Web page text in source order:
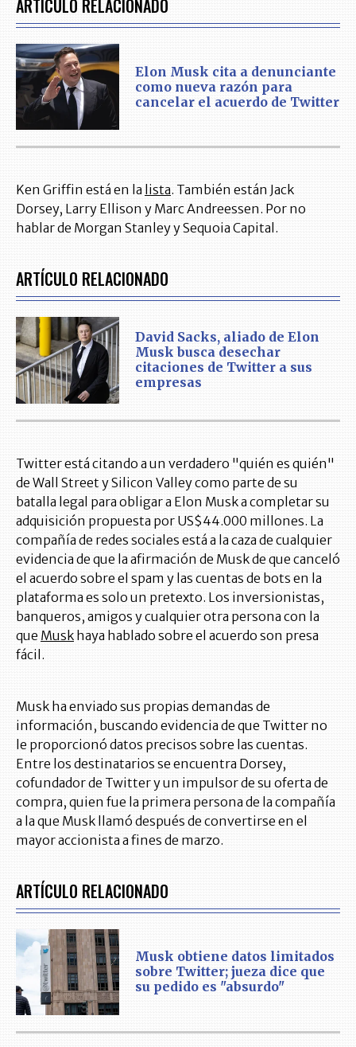
ARTÍCULO RELACIONADO
Elon Musk cita a denunciante
como nueva razón para
cancelar el acuerdo de Twitter
Ken Griffin está en la lista. También están Jack
Dorsey, Larry Ellison y Marc Andreessen. Por no
hablar de Morgan Stanley y Sequoia Capital.
ARTÍCULO RELACIONADO
David Sacks, aliado de Elon
Musk busca desechar
citaciones de Twitter a sus
empresas
Twitter está citando a un verdadero "quién es quién"
de Wall Street y Silicon Valley como parte de su
batalla legal para obligar a Elon Musk a completar su
adquisición propuesta por US$44.000 millones. La
compañía de redes sociales está a la caza de cualquier
evidencia de que la afirmación de Musk de que canceló
el acuerdo sobre el spam y las cuentas de bots en la
plataforma es solo un pretexto. Los inversionistas,
banqueros, amigos y cualquier otra persona con la
que Musk haya hablado sobre el acuerdo son presa
fácil.
Musk ha enviado sus propias demandas de
información, buscando evidencia de que Twitter no
le proporcionó datos precisos sobre las cuentas.
Entre los destinatarios se encuentra Dorsey,
cofundador de Twitter y un impulsor de su oferta de
compra, quien fue la primera persona de la compañía
a la que Musk llamó después de convertirse en el
mayor accionista a fines de marzo.
ARTÍCULO RELACIONADO
Musk obtiene datos limitados
sobre Twitter; jueza dice que
su pedido es "absurdo"